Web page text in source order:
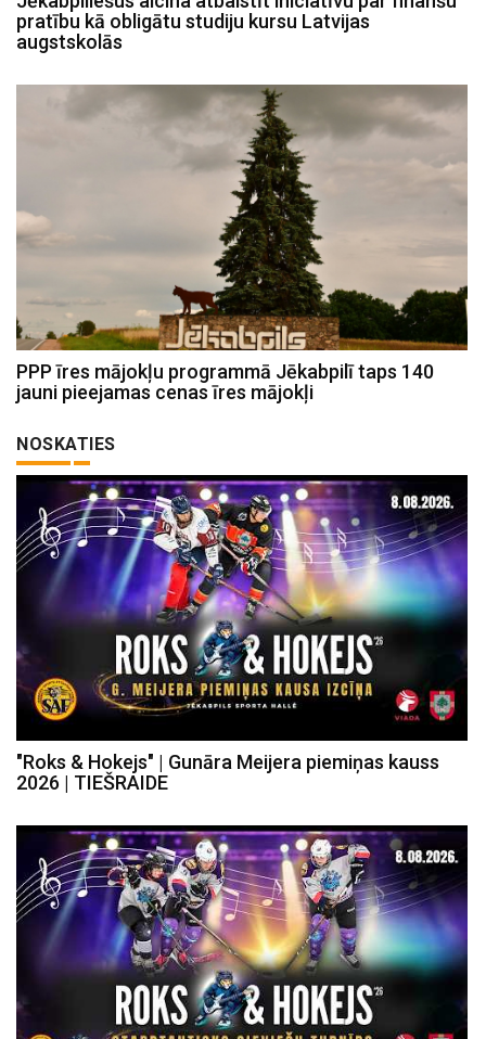
pratību kā obligātu studiju kursu Latvijas
augstskolās
PPP īres mājokļu programmā Jēkabpilī taps 140
jauni pieejamas cenas īres mājokļi
NOSKATIES
"Roks & Hokejs" | Gunāra Meijera piemiņas kauss
2026 | TIEŠRAIDE